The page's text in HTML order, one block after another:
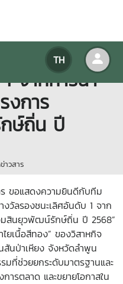
TH
ด้รับ รางวัล
จากการนำ
งการ
ษ์ถิ่น ปี
าวสาร
ขอแสดงความยินดีกับทีม
วัลรองชนะเลิศอันดับ 1 จาก
สินยุวพัฒน์รักษ์ถิ่น ปี 2568”
เนื้อสีทอง” ของวิสาหกิจ
นป่าเหียง จังหวัดลำพูน
มที่ช่วยยกระดับมาตรฐานและ
ตลาด และขยายโอกาสใน